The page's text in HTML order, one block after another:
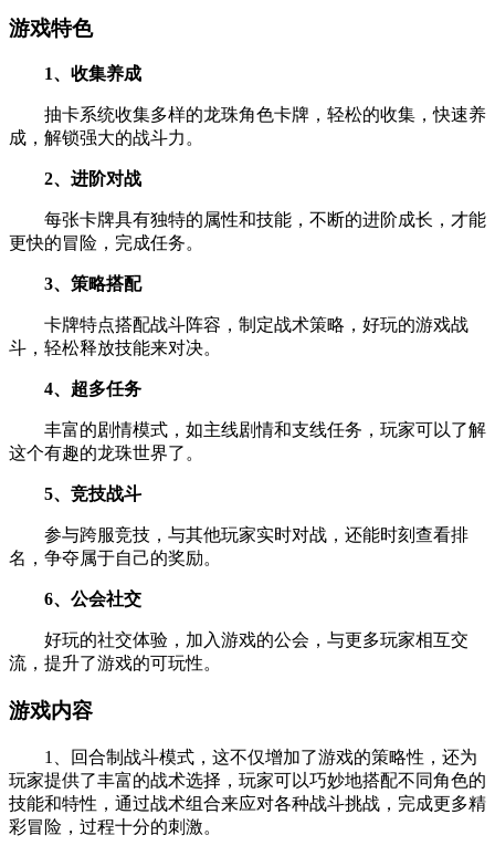
游戏特色
1、收集养成
抽卡系统收集多样的龙珠角色卡牌，轻松的收集，快速养
成，解锁强大的战斗力。
2、进阶对战
每张卡牌具有独特的属性和技能，不断的进阶成长，才能
更快的冒险，完成任务。
3、策略搭配
卡牌特点搭配战斗阵容，制定战术策略，好玩的游戏战
斗，轻松释放技能来对决。
4、超多任务
丰富的剧情模式，如主线剧情和支线任务，玩家可以了解
这个有趣的龙珠世界了。
5、竞技战斗
参与跨服竞技，与其他玩家实时对战，还能时刻查看排
名，争夺属于自己的奖励。
6、公会社交
好玩的社交体验，加入游戏的公会，与更多玩家相互交
流，提升了游戏的可玩性。
游戏内容
1、回合制战斗模式，这不仅增加了游戏的策略性，还为
玩家提供了丰富的战术选择，玩家可以巧妙地搭配不同角色的
技能和特性，通过战术组合来应对各种战斗挑战，完成更多精
彩冒险，过程十分的刺激。